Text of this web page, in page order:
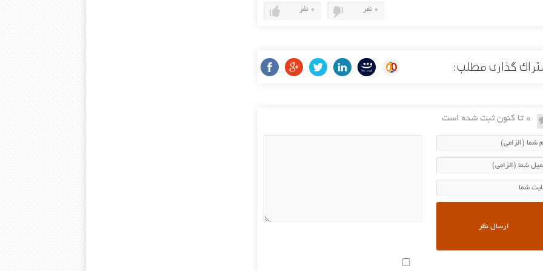
0 نفر 0 نفر
گذاری مطلب:
0 تا کنون ثبت شده است